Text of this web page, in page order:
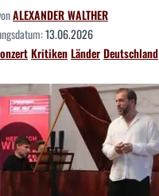
ALEXANDER WALTHER
13.06.2026
KritikenLänderDeutschland